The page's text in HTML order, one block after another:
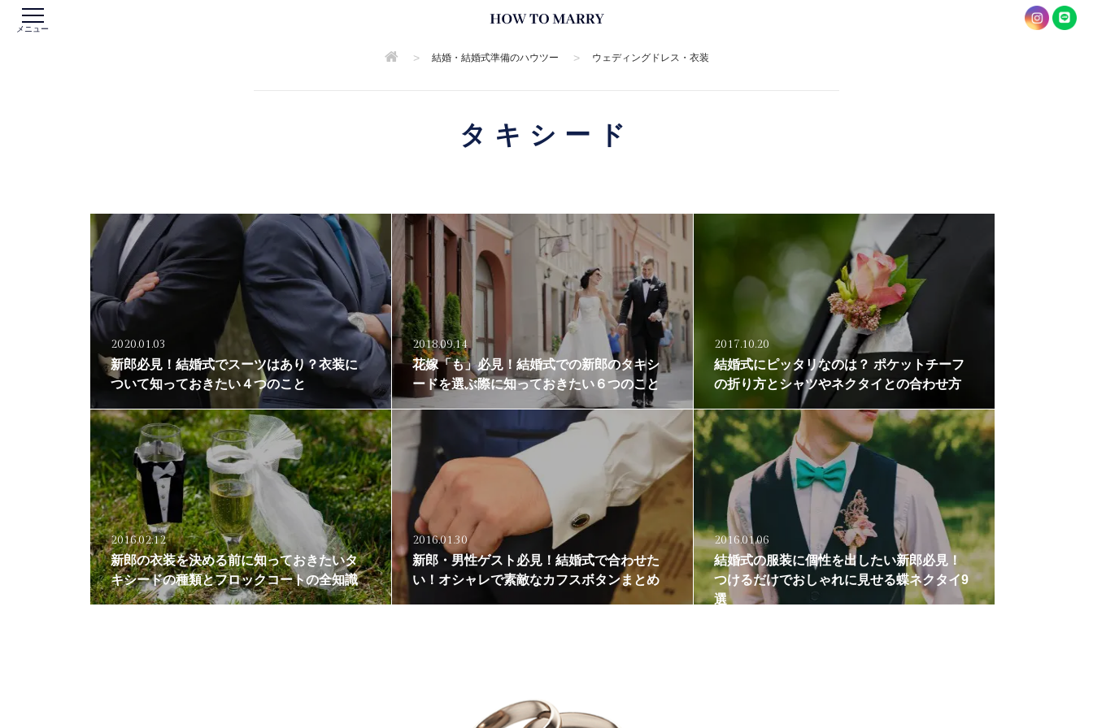
メニュー
> 結婚・結婚式準備のハウツー > ウェディングドレス・衣装
タキシード
2020.01.03
新郎必見！結婚式でスーツはあり？衣装に
ついて知っておきたい４つのこと
2018.09.14
花嫁「も」必見！結婚式での新郎のタキシ
ードを選ぶ際に知っておきたい６つのこと
2017.10.20
結婚式にピッタリなのは？ ポケットチーフ
の折り方とシャツやネクタイとの合わせ方
2016.02.12
新郎の衣装を決める前に知っておきたいタ
キシードの種類とフロックコートの全知識
2016.01.30
新郎・男性ゲスト必見！結婚式で合わせた
い！オシャレで素敵なカフスボタンまとめ
2016.01.06
結婚式の服装に個性を出したい新郎必見！
つけるだけでおしゃれに見せる蝶ネクタイ9
選